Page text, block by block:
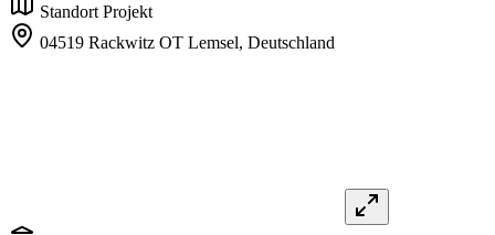
Standort Projekt
04519 Rackwitz OT Lemsel, Deutschland